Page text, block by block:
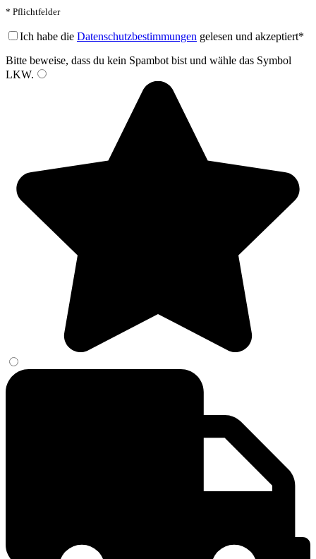
* Pflichtfelder
Bitte lasse dieses Feld leer.
Ich habe die Datenschutzbestimmungen gelesen und akzeptiert*
Bitte beweise, dass du kein Spambot bist und wähle das Symbol
LKW.